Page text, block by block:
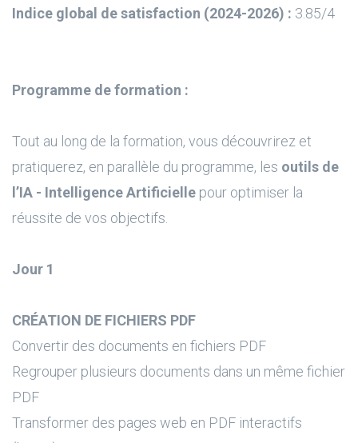
Indice global de satisfaction (2024-2026) : 3.85/4
Programme de formation :
Tout au long de la formation, vous découvrirez et
pratiquerez, en parallèle du programme, les outils de
l’IA - Intelligence Artificielle pour optimiser la
réussite de vos objectifs.
Jour 1
CRÉATION DE FICHIERS PDF
Convertir des documents en fichiers PDF
Regrouper plusieurs documents dans un même fichier
PDF
Transformer des pages web en PDF interactifs